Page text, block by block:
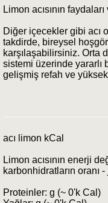
Limon acısının
Diğer içecekler gibi acı
takdirde, bireysel
karşılaşabilirsiniz. Orta
sistemi üzerinde yararlı
gelişmiş refah ve
acı limon kCal
Limon acısının enerji
karbonhidratların oranı -
Proteinler: g (~ 0'k Cal)